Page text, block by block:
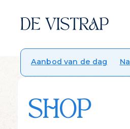
Aanbod van de dag
SHOP